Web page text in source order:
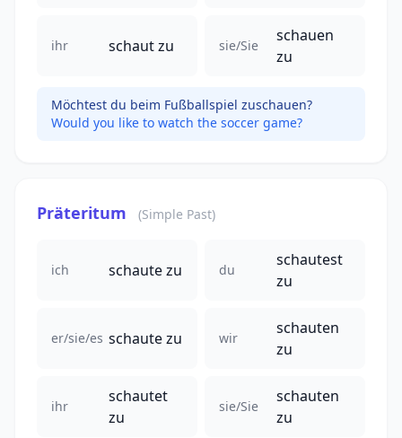
ihr schaut zu sie/Sie
schauen
zu
Möchtest du beim Fußballspiel zuschauen?
Would you like to watch the soccer game?
Präteritum (Simple Past)
ich schaute zu du
schautest
zu
er/sie/es schaute zu wir
schauten
zu
ihr
schautet
zu
sie/Sie
schauten
zu